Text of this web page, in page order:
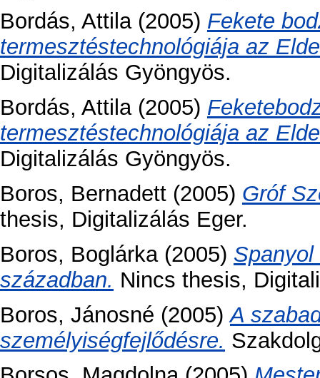
Bordás, Attila(2005) Fekete
termesztéstechnológiája az
Digitalizálás Gyöngyös.
Bordás, Attila(2005)
termesztéstechnológiája az
Digitalizálás Gyöngyös.
Boros, Bernadett (2005) Gróf
thesis, Digitalizálás Eger.
Boros, Boglárka(2005)
században. Nincs thesis,
Boros, Jánosné (2005)A
személyiségfejlődésre.